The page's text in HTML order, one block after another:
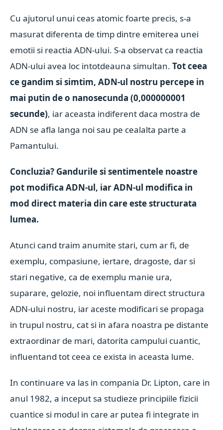
Cu ajutorul unui ceas atomic foarte precis, s-a
masurat diferenta de timp dintre emiterea unei
emotii si reactia ADN-ului. S-a observat ca reactia
ADN-ului avea loc intotdeauna simultan.Tot ceea
ce gandim si simtim, ADN-ul nostru percepe in
mai putin de o nanosecunda (0,000000001
secunde), iar aceasta indiferent daca mostra de
ADN se afla langa noi sau pe cealalta parte a
Pamantului.
Concluzia? Gandurile si sentimentele noastre
pot modifica ADN-ul, iar ADN-ul modifica in
mod direct materia din care este structurata
lumea.
Atunci cand traim anumite stari, cum ar fi, de
exemplu, compasiune, iertare, dragoste, dar si
stari negative, ca de exemplu manie ura,
suparare, gelozie, noi influentam direct structura
ADN-ului nostru, iar aceste modificari se propaga
in trupul nostru, cat si in afara noastra pe distante
extraordinar de mari, datorita campului cuantic,
influentand tot ceea ce exista in aceasta lume.
In continuare va las in compania Dr. Lipton, care in
anul 1982, a inceput sa studieze principiile fizicii
cuantice si modul in care ar putea fi integrate in